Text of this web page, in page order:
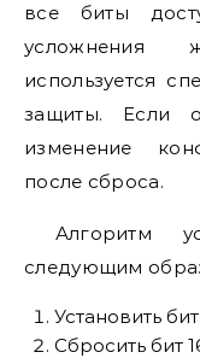
все биты
усложнения
используется
защиты. Если
изменение
после сброса.
Алгоритм
следующим
Установить
Сбросить бит